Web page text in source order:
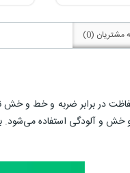
مشتریان (0)
در برابر ضربه و خط و
و خش و آلودگی استفاده